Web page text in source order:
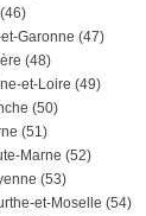
Garonne (47)
(48)
et-Loire (49)
(50)
(51)
Marne (52)
(53)
et-Moselle (54)